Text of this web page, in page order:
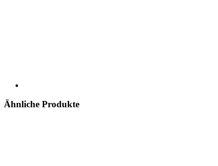
Ähnliche Produkte